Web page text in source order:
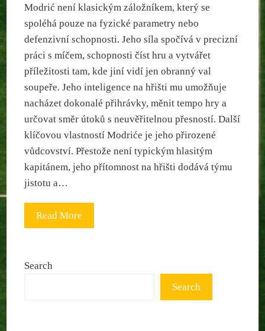
Modrić není klasickým záložníkem, který se
spoléhá pouze na fyzické parametry nebo
defenzivní schopnosti. Jeho síla spočívá v precizní
práci s míčem, schopnosti číst hru a vytvářet
příležitosti tam, kde jiní vidí jen obranný val
soupeře. Jeho inteligence na hřišti mu umožňuje
nacházet dokonalé přihrávky, měnit tempo hry a
určovat směr útoků s neuvěřitelnou přesností. Další
klíčovou vlastností Modriće je jeho přirozené
vůdcovství. Přestože není typickým hlasitým
kapitánem, jeho přítomnost na hřišti dodává týmu
jistotu a…
Read More
Search
Search